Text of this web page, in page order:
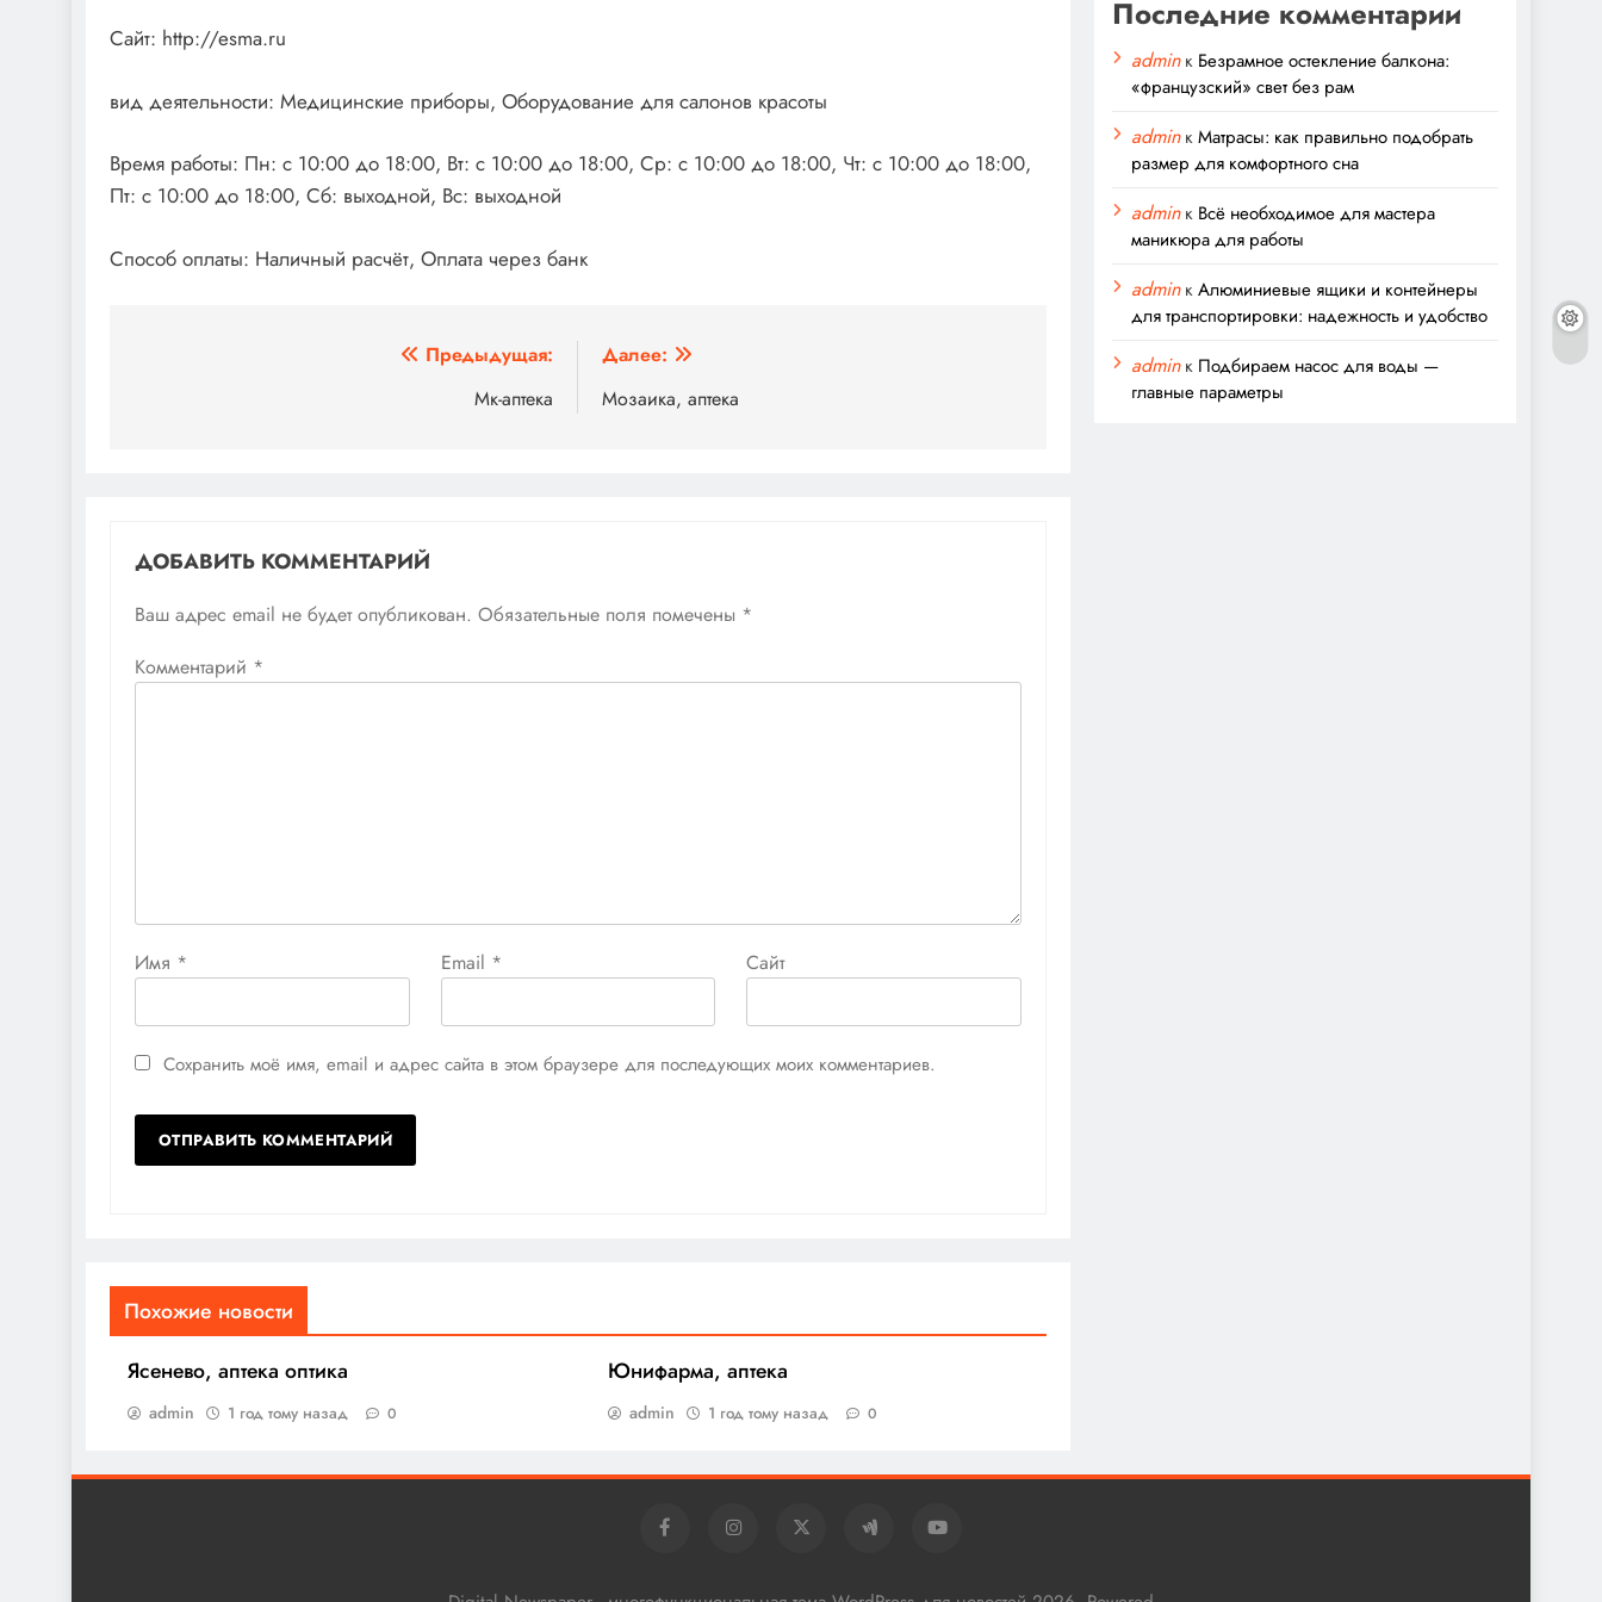
Сайт: http://esma.ru
вид деятельности: Медицинские приборы, Оборудование для салонов красоты
Время работы: Пн: с 10:00 до 18:00, Вт: с 10:00 до 18:00, Ср: с 10:00 до 18:00, Чт: с 10:00 до 18:00,
Пт: с 10:00 до 18:00, Сб: выходной, Вс: выходной
Способ оплаты: Наличный расчёт, Оплата через банк
Предыдущая:
Мк-аптека
Далее:
Мозаика, аптека
ДОБАВИТЬ КОММЕНТАРИЙ
Ваш адрес email не будет опубликован. Обязательные поля помечены *
Комментарий *
Имя * Email * Сайт
Сохранить моё имя, email и адрес сайта в этом браузере для последующих моих комментариев.
Похожие новости
Ясенево, аптека оптика
admin 1 год тому назад 0
Юнифарма, аптека
admin 1 год тому назад 0
Последние комментарии
adminк Безрамное остекление балкона:
«французский» свет без рам
adminкМатрасы: как правильно подобрать
размер для комфортного сна
adminк Всё необходимое для мастера
маникюра для работы
adminкАлюминиевые ящики и контейнеры
для транспортировки: надежность и удобство
adminк Подбираем насос для воды —
главные параметры